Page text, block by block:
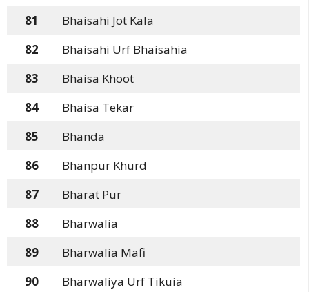
81
Bhaisahi Jot Kala
82
Bhaisahi Urf Bhaisahia
83
Bhaisa Khoot
84
Bhaisa Tekar
85
Bhanda
86
Bhanpur Khurd
87
Bharat Pur
88
Bharwalia
89
Bharwalia Mafi
90
Bharwaliya Urf Tikuia